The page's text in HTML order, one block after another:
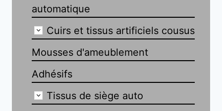
automatique
Cuirs et tissus artificiels cousus
Mousses d'ameublement
Adhésifs
Tissus de siège auto